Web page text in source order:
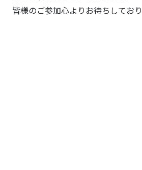
皆様のご参加心よりお待ちしてお